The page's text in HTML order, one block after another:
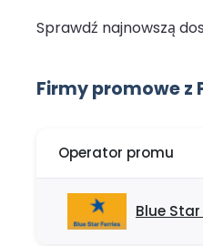
Sprawdź najnowszą
Firmy promowe z
Operator promu
Blue Star